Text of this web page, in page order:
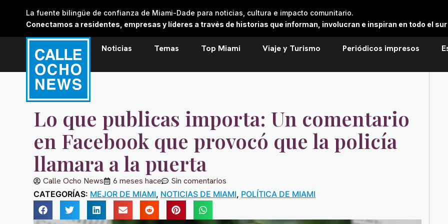
La fuente bilingüe de confianza de Miami-Dade para noticias, cultura e impacto comunitario.
Conectamos a residentes, empresas y líderes a través de historias que informan, involucran e inspiran en todo el sur
Noticias Temas Top Miami Viaje y Turismo Periódicos impresos
Lo que publicas importa: Un comentario
en Facebook que provocó que la policía
llamara a la puerta
Calle Ocho News 6 meses hace Sin comentarios
CATEGORÍAS: MEJOR DE MIAMI, NOTICIAS DE MIAMI, POLÍTICA DE MIAMI